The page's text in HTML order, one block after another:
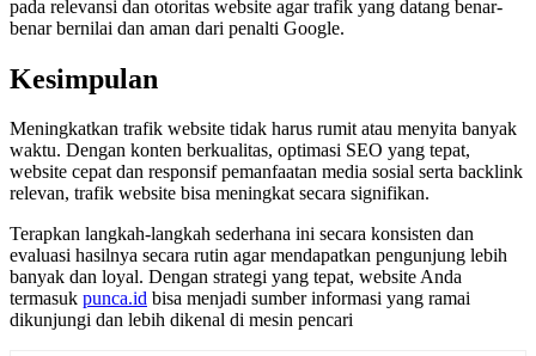
pada relevansi dan otoritas website agar trafik yang datang benar-
benar bernilai dan aman dari penalti Google.
Kesimpulan
Meningkatkan trafik website tidak harus rumit atau menyita banyak
waktu. Dengan konten berkualitas, optimasi SEO yang tepat,
website cepat dan responsif pemanfaatan media sosial serta backlink
relevan, trafik website bisa meningkat secara signifikan.
Terapkan langkah-langkah sederhana ini secara konsisten dan
evaluasi hasilnya secara rutin agar mendapatkan pengunjung lebih
banyak dan loyal. Dengan strategi yang tepat, website Anda
termasuk punca.id bisa menjadi sumber informasi yang ramai
dikunjungi dan lebih dikenal di mesin pencari